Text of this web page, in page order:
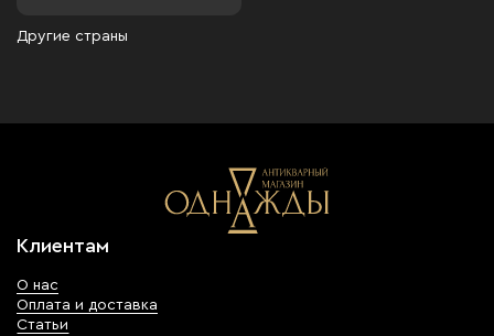
Другие страны
Клиентам
О нас
Оплата и доставка
Статьи